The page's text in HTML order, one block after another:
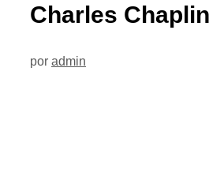
Charles
por admin